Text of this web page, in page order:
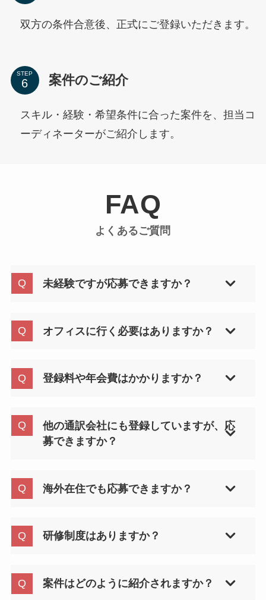
双方の条件合意後、正式にご登録いただきます。
STEP 案件のご紹介
スキル・経験・希望条件に合った案件を、担当コ
ーディネーターがご紹介します。
FAQ
よくあるご質問
未経験ですが応募できますか？
験者向け案件は現時点では限られていますが、今
後変更の可能性もあります。
オフィスに行く必要はありますか？
です。ご来社は不要です。
登録料や年会費はかかりますか？
他の通訳会社にも登録していますが、応
募できますか？
お寄せください。
海外在住でも応募できますか？
先していますが、オンライン通訳案件に対応でき
る場合は海外在住の方も歓迎です。まずはご相談
研修制度はありますか？
情報提供やブリーフィング、用語共有など、案件
ごとに必要なサポートを行っています。
案件はどのように紹介されますか？